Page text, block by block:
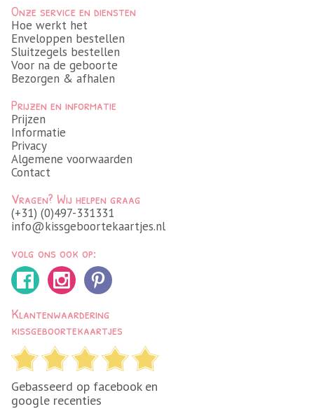
Onze service en diensten
Hoe werkt het
Enveloppen bestellen
Sluitzegels bestellen
Voor na de geboorte
Bezorgen & afhalen
Prijzen en informatie
Prijzen
Informatie
Privacy
Algemene voorwaarden
Contact
Vragen? Wij helpen graag
(+31) (0)497-331331
info@kissgeboortekaartjes.nl
volg ons ook op:
Klantenwaardering
kissgeboortekaartjes
Gebasseerd op facebook en
google recenties